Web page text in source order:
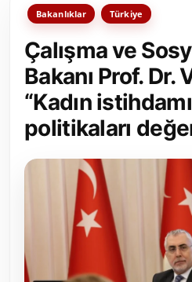
Siyasi Partiler
Yerel Yönetimler
Mülki İdare
Toplum ve Yaşam
Sivil Toplum Kuruluşları
Kamu Kurumları ve Üst
Resmi Reklamlar
Bakanlıklar Türkiye
Çalışma ve
Bakanı Prof. Dr.
“Kadın
politikaları